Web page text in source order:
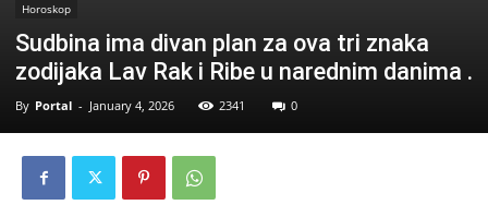
Horoskop
Sudbina ima divan plan za ova tri znaka
zodijaka Lav Rak i Ribe u narednim danima .
By Portal - January 4, 2026 2341 0